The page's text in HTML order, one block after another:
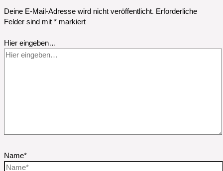
Deine E-Mail-Adresse wird nicht veröffentlicht. Erforderliche
Felder sind mit * markiert
Hier eingeben…
Name*